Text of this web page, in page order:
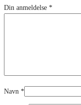
Din anmeldelse *
Navn *